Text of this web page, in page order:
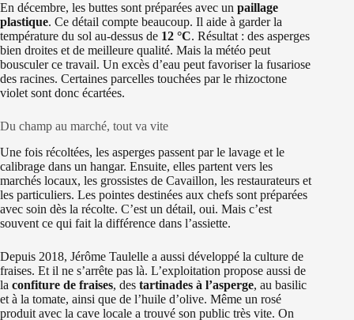
En décembre, les buttes sont préparées avec un paillage
plastique. Ce détail compte beaucoup. Il aide à garder la
température du sol au-dessus de 12 °C. Résultat : des asperges
bien droites et de meilleure qualité. Mais la météo peut
bousculer ce travail. Un excès d’eau peut favoriser la fusariose
des racines. Certaines parcelles touchées par le rhizoctone
violet sont donc écartées.
Du champ au marché, tout va vite
Une fois récoltées, les asperges passent par le lavage et le
calibrage dans un hangar. Ensuite, elles partent vers les
marchés locaux, les grossistes de Cavaillon, les restaurateurs et
les particuliers. Les pointes destinées aux chefs sont préparées
avec soin dès la récolte. C’est un détail, oui. Mais c’est
souvent ce qui fait la différence dans l’assiette.
Depuis 2018, Jérôme Taulelle a aussi développé la culture de
fraises. Et il ne s’arrête pas là. L’exploitation propose aussi de
la confiture de fraises, des tartinades à l’asperge, au basilic
et à la tomate, ainsi que de l’huile d’olive. Même un rosé
produit avec la cave locale a trouvé son public très vite. On